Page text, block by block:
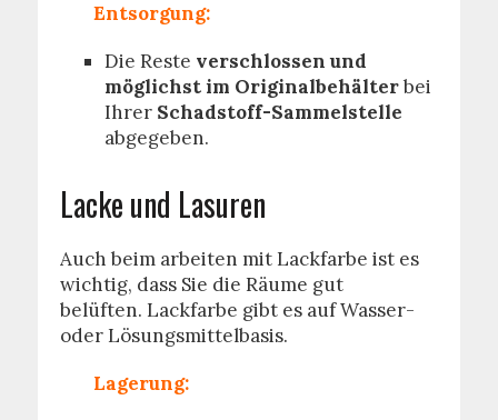
Entsorgung:
Die Reste verschlossen und
möglichst im Originalbehälterbei
Ihrer Schadstoff-Sammelstelle
abgegeben.
Lacke und Lasuren
Auch beim arbeiten mit Lackfarbe ist es
wichtig, dass Sie die Räume gut
belüften. Lackfarbe gibt es auf Wasser-
oder Lösungsmittelbasis.
Lagerung: